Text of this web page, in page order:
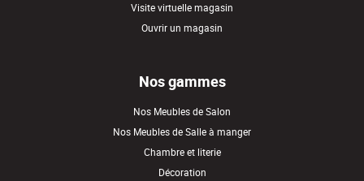
Visite virtuelle magasin
Ouvrir un magasin
Nos gammes
Nos Meubles de Salon
Nos Meubles de Salle à manger
Chambre et literie
Décoration